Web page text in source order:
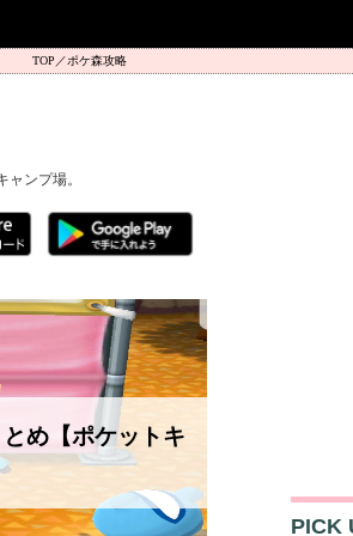
ポケ森攻略
ンプ場。
め【ポケットキ
PICK